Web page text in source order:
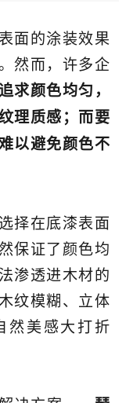
面的涂装效果
然而，许多企
求颜色均匀，
理质感；而要
以避免颜色不
择在底漆表面
保证了颜色均
渗透进木材的
纹模糊、立体
然美感大打折